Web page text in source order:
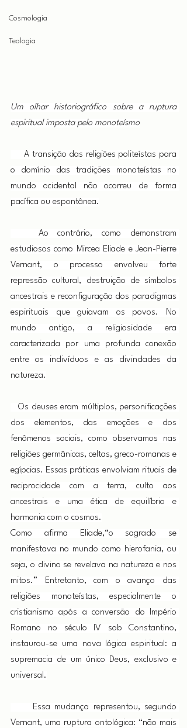
Cosmologia
Teologia
Um olhar historiográfico sobre a ruptura
espiritual imposta pelo monoteísmo
A transição das religiões politeístas para
o domínio das tradições monoteístas no
mundo ocidental não ocorreu de forma
pacífica ou espontânea.
estudiosos como Mircea Eliade e Jean-Pierre
Vernant, o processo envolveu forte
repressão cultural, destruição de símbolos
ancestrais e reconfiguração dos paradigmas
espirituais que guiavam os povos. No
mundo antigo, a religiosidade era
caracterizada por uma profunda conexão
entre os indivíduos e as divindades da
natureza.
Os deuses eram múltiplos, personificações
dos elementos, das emoções e dos
fenômenos sociais, como observamos nas
religiões germânicas, celtas, greco-romanas e
egípcias. Essas práticas envolviam rituais de
reciprocidade com a terra, culto aos
ancestrais e uma ética de equilíbrio e
harmonia com o cosmos.
Como afirma Eliade,“o sagrado se
manifestava no mundo como hierofania, ou
seja, o divino se revelava na natureza e nos
mitos.” Entretanto, com o avanço das
religiões monoteístas, especialmente o
cristianismo após a conversão do Império
Romano no século IV sob Constantino,
instaurou-se uma nova lógica espiritual: a
supremacia de um único Deus, exclusivo e
universal.
Essa mudança representou, segundo
Vernant, uma ruptura ontológica: “não mais